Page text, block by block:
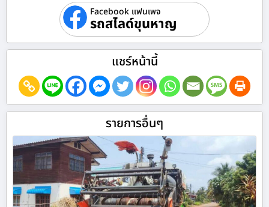
Facebook แฟนเพจ
รถสไลด์ขุนหาญ
แชร์หน้านี้
รายการอื่นๆ